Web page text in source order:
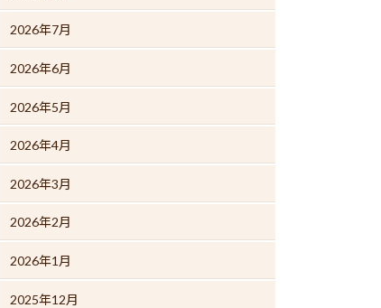
2026年7月
2026年6月
2026年5月
2026年4月
2026年3月
2026年2月
2026年1月
2025年12月